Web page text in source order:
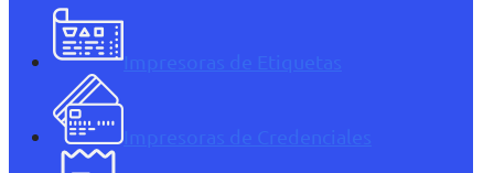
Impresoras de Etiquetas
Impresoras de Credenciales